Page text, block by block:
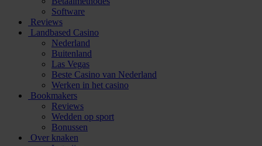
Software
Reviews
Landbased Casino
Nederland
Buitenland
Las Vegas
Beste Casino van Nederland
Werken in het casino
Bookmakers
Reviews
Wedden op sport
Bonussen
Over knaken